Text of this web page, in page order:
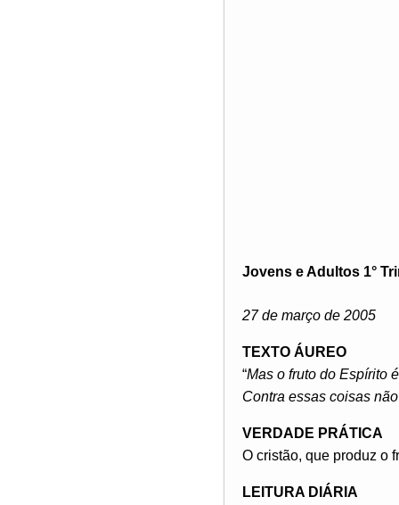
Jovens e Adultos 1°
27 de março de 2005
TEXTO ÁUREO
“Mas o fruto do Espírito
Contra essas coisas
VERDADE PRÁTICA
O cristão, que produz o
LEITURA DIÁRIA